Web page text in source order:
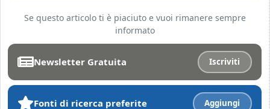
Se questo articolo ti è piaciuto e vuoi rimanere sempre
informato
Newsletter Gratuita Iscriviti
Fonti di ricerca preferite Aggiungi